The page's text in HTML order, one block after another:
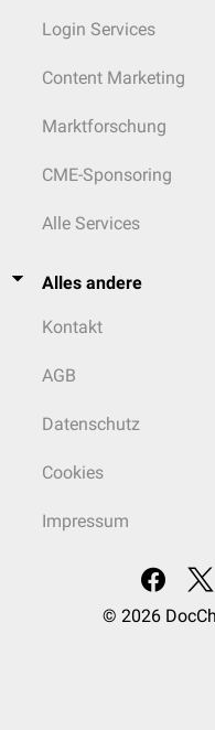
Login Services
Content Marketing
Marktforschung
CME-Sponsoring
Alle Services
Alles andere
Kontakt
AGB
Datenschutz
Cookies
Impressum
© 2026